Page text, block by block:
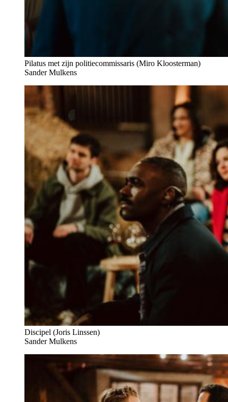
Pilatus met zijn politiecommissaris (Miro Kloosterman)
Sander Mulkens
Discipel (Joris Linssen)
Sander Mulkens